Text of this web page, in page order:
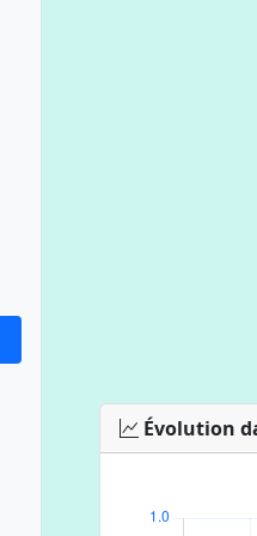
Évolution